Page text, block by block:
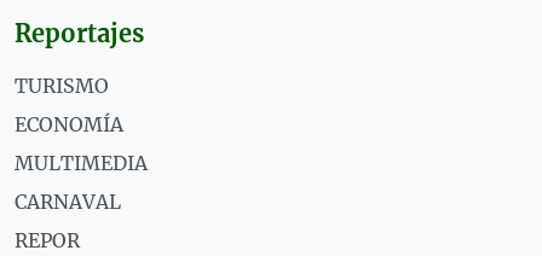
Reportajes
TURISMO
ECONOMÍA
MULTIMEDIA
CARNAVAL
REPOR